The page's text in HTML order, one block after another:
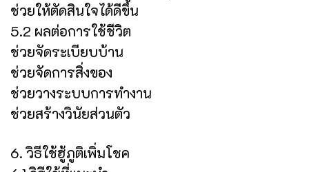
ช่วยให้ตัดสินใจได้ดีขึ้น
5.2 ผลต่อการใช้ชีวิต
ช่วยจัดระเบียบบ้าน
ช่วยจัดการสิ่งของ
ช่วยวางระบบการทำงาน
ช่วยสร้างวินัยส่วนตัว
6. วิธีใช้ฮู้ภูติเพิ่มโชค